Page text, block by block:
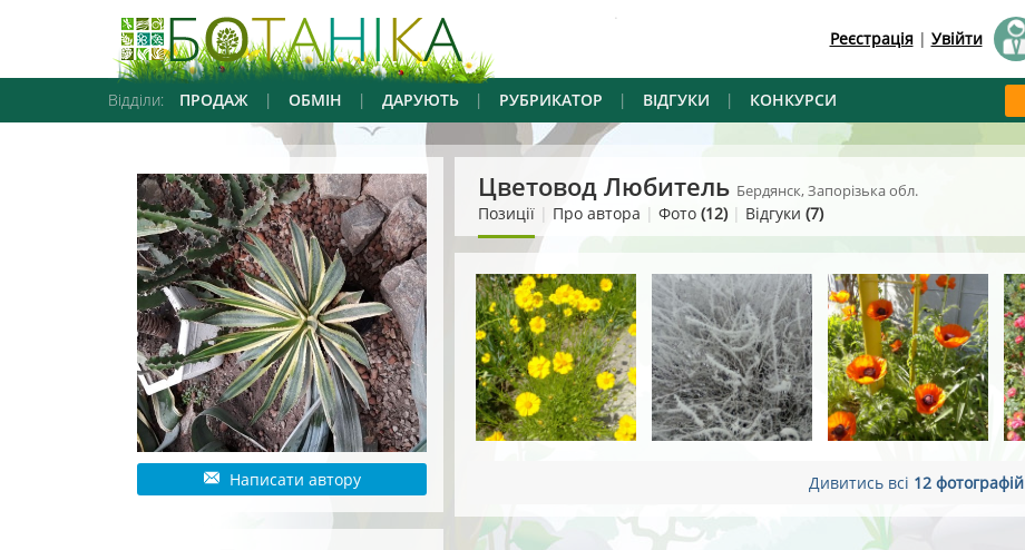
.
Реєстрація| Увійти
Відділи: ПРОДАЖ | ОБМІН | ДАРУЮТЬ | РУБРИКАТОР | ВІДГУКИ | КОНКУРСИ
Написати автору
Цветовод Любитель Бердянск, Запорізька обл.
Позиції | Про автора | Фото (12)| Відгуки (7)
Дивитись всі 12 фотографій